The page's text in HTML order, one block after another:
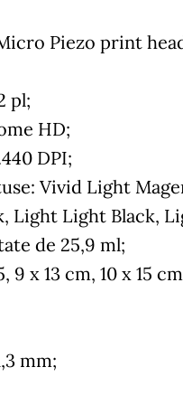
Piezo print
pl;
HD;
DPI;
Vivid Light
Light Light Black,
de 25,9 ml;
x 13 cm, 10 x 15
mm;